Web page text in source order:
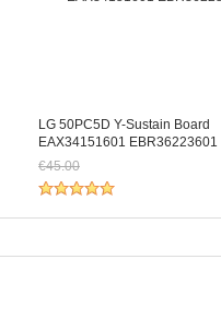
LG 50PC5D Y-Sustain Board
EAX34151601 EBR36223601
€45.00
Jetzt nur noch €41.85